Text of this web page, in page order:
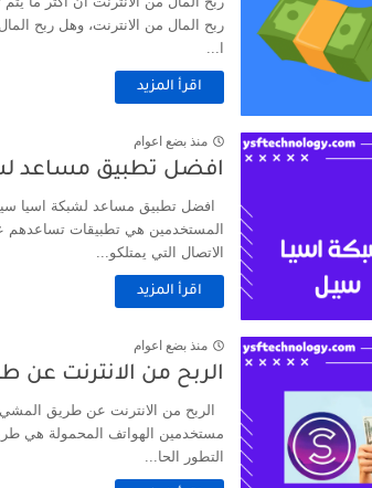
ربح المال من الانترنت، وهل ربح
ا...
اقرأ المزيد
منذ بضع اعوام
افضل تطبيق مساعد
افضل تطبيق مساعد لشبكة اسيا
المستخدمين هي تطبيقات
الاتصال التي يمتلكو...
اقرأ المزيد
منذ بضع اعوام
الربح من الانترنت عن
الربح من الانترنت عن طريق المشي
مستخدمين الهواتف المحمولة هي
التطور الحا...